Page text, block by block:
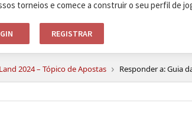
torneios e comece a construir o seu perfil de
REGISTRAR
2024 – Tópico de Apostas › Responder a: Guia